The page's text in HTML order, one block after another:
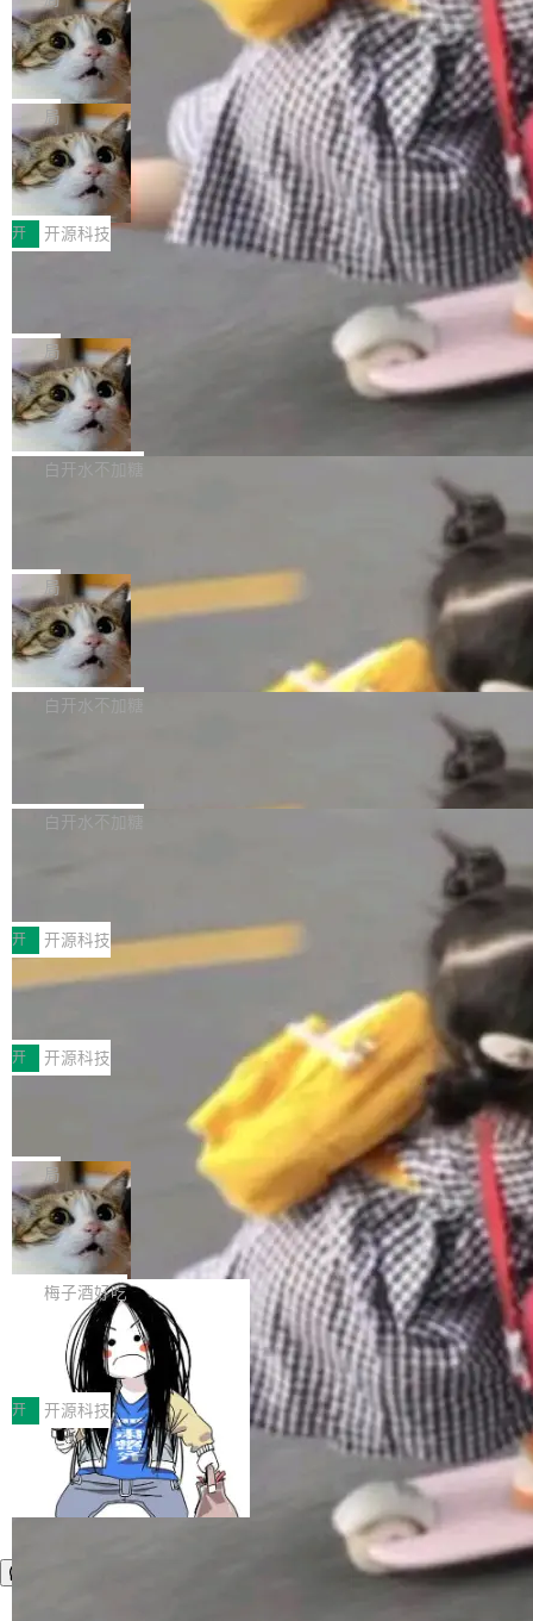
现实 过去两年，CIO们的焦虑清单上多了两项：
一是如何让大模型和智能体应用安全地从PoC走
向生产，二是如何让测试团队跟得上AI应用...
设置，如果用布尔值 + 可空字段来表示——bool
ean 表示是否可切换，nullable 的默认模式、浅
色方案、深色方案——会产生大量无意义的组
合。方案缺了、配置冲突了、全 null 了。要知道
哪些组合有效，作者说，你得靠"文档、校验、或
者部落知识"。 换个写法。Rust 的 enum，两个
变体：Switchable...
个"AI 知识库 + 聊天机器人"——每个大厂都在
做，没什么新鲜的。 但 Kenton Varda 在 Twitte
r 上把事情说清楚了： 今天我们发布了 Cloudfla
re OS，一个带连接器的聊天机器人，跟其他所
有科技公司做的一样。只不过，实际上它不一
样。这是 Sandstorm.io 的重制版，我十年前的
那个创业公司。不同的是，这次它构建在 Cloudf
lare Workers 上——我花了九年时间搭建的平台
——并且深度集成了 AI。这基本上是我十年秘密
Deno 团队开源 Celld，可自托管的分
布式 Durable Objects
Ryan Dahl 领导的 Deno 团队推出了最新开源项
目 Celld，一个能在自己机器上运行 Cloudflare
Workers 和 Durable Objects 的守护进程。 设
计思路很直接：每个对象是一个独立的 SQLite
数据库，按名称寻址，复制到你自己的 S3 兼容
存储库里。节点之间只通过这个存储库协调——
没有控制平面，没有共识协议。每个对象自带一
个小型数据库，应用天然按分片构建，单个数据
库的竞争和爆炸半径问题在设计层面就被消除
了。 闲置的 cell 会休眠到几乎不占资源。当 cel
l 迁移或唤醒时，新宿主从 S3 恢复 SQLite 数据
库继续执行。存储库是持久化的唯一真相...
局
鲁大师7月新机性能/流畅/AI榜：vivo夺
性能、流畅双第一，三星Galaxy Z系列
新折叠缺席
2026年7月的手机市场，由于存储等硬件成本暴
增，手机厂商的日子也不好过啊，新机速度明显
放缓，因此硝烟味淡了许多。新机参数规格除开
高价的三星折叠（三星Galaxy Z Fold8 Ultra / Z
Fold8 / Z Flip8）外，其余要么是中低端机器，
例如iQOO Z11i、REDMI Note 17、REDMI No
te 17 Pro、OPPO K15，要么是vivo X300 E这
样的次旗舰。 Galaxy Z Fold8 Ultra / Z Fold8 /
Z Flip8三款折叠屏新机均在7月22日发布，且全
部搭载骁龙8 Elite Gen5 for Galaxy，它们本该
开 开源科技
Zed 编辑器团队发布了新项目——DeltaDB，一
个在 git commit 之间记录每一次编辑操作的版
本控制系统。目前处于 Early Access 阶段。 De
ltaDB 的核心思路直接写在 landing page 最显
眼的位置：「Software is made between com
mits」——软件是在 commit 之间写出来的。git
是把这段空隙补上。 回退到任何一次编辑：Delt
aDB 捕获 commit 之间的每一次操作，...
局
SpaceXAI 单季资本开支达 183 亿美元
根据风险投资人Tomer Tunguz 博客（VC 分
析）披露的最新分析与第二季度业绩报告，Spac
微软同期总资本开支的四成。 与亚马逊、Alpha
bet、微软以及 Meta 等传统科技巨头相比，Spa
ceXAI的资金消耗速度尤为引人瞩目。然而，支
撑庞大支出的资金来源却呈现出截然不同的面
貌。数据显示，微软和 Meta 主要依托充沛的经
白开水不加糖
一个在终端里运行的编程 agent；Muse Spark
1.2，驱动这个 agent 的新模型。一句话概括：
你可以用 curl -fsSL https://dev.meta.ai/install.
sh | bash 安装一个能在大项目里自动规划、写
代码、验证结果的 AI 终端工具。 据介绍，Muse
个主 agent 循环，外加一组后台 agent。这些后
局
美团开源 LoHoSearch，用知识图谱校
准 AI 能力认知
机器出题的前提，是让机器拥有全局视野。整个
构建流程可以分为四个环节：建图 → 控制难度
白开水不加糖
port接入Mooncake TENT。该通信库针对AI Memory池化场景的
数据传输需求进行了深度优化，能够实现数据中心内大规模计算节
点间多种内存类型的高性能通信。 UCL-MPComm将作为一种传输
引擎接入Mooncake TENT，实现零拷贝传输性能提升30%、非零
拷贝传输性能最高提升5倍。UCL-MPComm底层基于自研UCL-En
gine通信引擎，后续腾讯网平将持续开源更多基于UCL-Engine的
高性能通信组件。 腾讯网平团队在UCL-MPComm中实现了一个独
立于业务线程的全局通信引擎（Engine），并实...
白开水不加糖
型案例入选名单》，深信服“面向企业研发场景的
开源 AI 编程平台 CoStrict 应用”凭借卓越的技术
创新与落地成效成功入选。 全链路私有化部署，
助力企业AI研发安全落地 当前，越来越多企业已
经开始引入 AI Coding 工具，通过调用公有云模
型或企业内部部署模型提升研发效率。但随着 AI
Coding 从个人辅助工具逐步走向团队级、组织
级应用，企业在规模化落地过程中，对安全性、
可控性和代码质量提出了更高要求。 首先是数据
安全与合规要求。对于大多数普通研发场景，公
有云模型能够满足快速试用和效率提升的需求。
但对于金融、能源、医疗等对数据安全要求较...
开 开源科技
深信服AI算力网关入选工信部人工智能
前不久，工业和信息化部正式发布《2025年人工
智能应用典型案例名单》，集中展示人工智能在
各领域的应用成果，覆盖技术底座、行业赋能、
产品应用、支撑保障、专题等五大方向。深信服
AI算力网关（AI创新平台）成功入选！ 随着各行
各业的Agent走向规模化建设，算力构成形态逐
渐丰富，用户关注的重点也在发生变化：不只是
让AI用起来，还要进一步看清混合算力时代下，
Token花在哪里、算力是否被充分利用，以及持
续增长的AI成本该如何优化。 深信服AI算力网关
正是围绕这些实际问题，从Token治理和成本治
理两个方面，让用户的每一份算力都看得清、管
得住、用得稳、省得下、更安全！ 一、从现在开
始，Token使用一目...
开 开源科技
Jeff Dean 离开 Google：一个时代的结
束，一个实验室的开始
Google 员工编号 20。MapReduce 作者之一。
Bigtable 作者之一。TensorFlow 的作者之一。
Gemini 的架构师。Google 首席科学家。 Jeff D
ean 在 Google 工作了 27 年后，宣布离职。 他
不是一个人走。一同离开的还有 Sanjay Ghema
wat（Google 员工编号 23，Jeff Dean 二十多
年的编程搭档，MapReduce 和 Bigtable 的共同
作者）、Quoc Le（Google 大脑核心成员，Se
q2Seq 和 DocAI 的共同发明人）以及 Oriol Vin
yals（Gemini 联合负责人，AlphaSta...
局
🔥 SolonCode v2026.8.4 发布：界面
字体可调、22 种语言、记忆搜索增强
打开终端就能上岗的全中文编码智能体，这一轮
把「看得清、用母语、记得住」三件事一次补
齐。 SolonCode 是什么 SolonCode 是杭州无
耳科技研发的企业级终端编码智能体——一位全
中文驱动的数字员工，自主理解需求、规划步
骤、编写代码。不挑模型、不挑平台，curl 一行
装完即用。 开源地址：Gitee · GitCode · GitHu
b 安装 支持 Java 8+（8~26）、macOS / Linu
x / Windows / Harmony PC。 # macOS / Linu
x / Harmony PC curl -fsSL https://solon.noea
梅子酒好吃
让“代码语义理解”深度释放AI Coding
价值潜能：华为云码道（CodeArts）
代码仓技术解析
一、代码仓深度理解技术的作用与价值 在软件工
程实践中，代码仓是企业核心知识资产的主要载
体。企业级代码仓库通常包含数十万乃至数百万
个文件，其规模远超单次模型调用可承载的上下
文窗口。随着项目规模的持续扩张与代码历史的
不断累积，代码仓中的模块关系、接口契约、业
务逻辑等关键信息往往分散于数十乃至数百个文
件之中，形成高度复杂的知识关联网络。传统的
开 开源科技